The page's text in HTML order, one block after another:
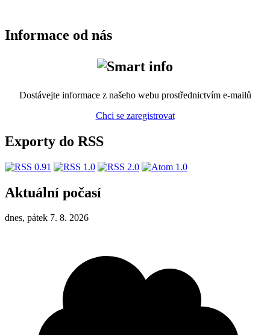
Informace od nás
Dostávejte informace z našeho webu prostřednictvím e-mailů
Chci se zaregistrovat
Exporty do RSS
Aktuální počasí
dnes, pátek 7. 8. 2026